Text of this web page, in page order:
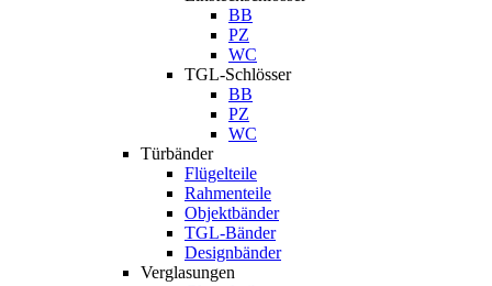
BB
PZ
WC
TGL-Schlösser
BB
PZ
WC
Türbänder
Flügelteile
Rahmenteile
Objektbänder
TGL-Bänder
Designbänder
Verglasungen